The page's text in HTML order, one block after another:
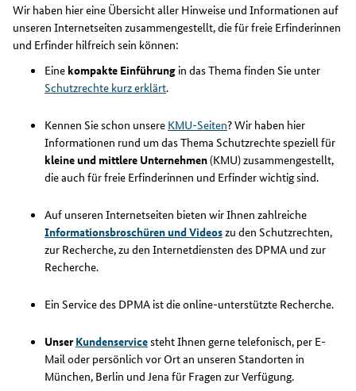
Wir haben hier eine Übersicht aller Hinweise und Informationen auf
unseren Internetseiten zusammengestellt, die für freie Erfinderinnen
und Erfinder hilfreich sein können:
Eine kompakte Einführung in das Thema finden Sie unter
Schutzrechte kurz erklärt.
Kennen Sie schon unsere KMU-Seiten? Wir haben hier
Informationen rund um das Thema Schutzrechte speziell für
kleine und mittlere Unternehmen(KMU) zusammengestellt,
die auch für freie Erfinderinnen und Erfinder wichtig sind.
Auf unseren Internetseiten bieten wir Ihnen zahlreiche
Informationsbroschüren und Videoszu den Schutzrechten,
zur Recherche, zu den Internetdiensten des DPMA und zur
Recherche.
Ein Service des DPMA ist die online-unterstützte Recherche.
UnserKundenservicesteht Ihnen gerne telefonisch, per E-
Mail oder persönlich vor Ort an unseren Standorten in
München, Berlin und Jena für Fragen zur Verfügung.